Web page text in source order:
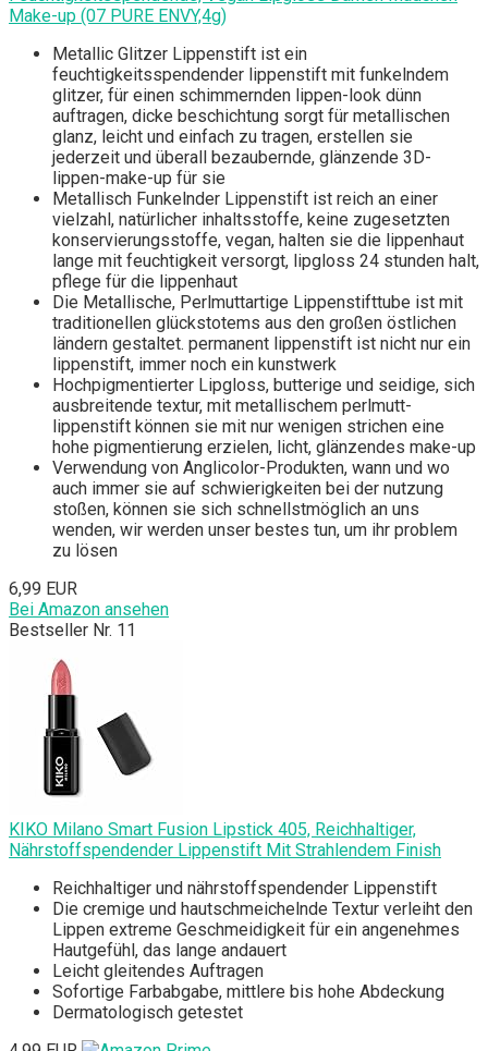
Make-up (07 PURE ENVY,4g)
Metallic Glitzer Lippenstift ist ein
feuchtigkeitsspendender lippenstift mit funkelndem
glitzer, für einen schimmernden lippen-look dünn
auftragen, dicke beschichtung sorgt für metallischen
glanz, leicht und einfach zu tragen, erstellen sie
jederzeit und überall bezaubernde, glänzende 3D-
lippen-make-up für sie
Metallisch Funkelnder Lippenstift ist reich an einer
vielzahl, natürlicher inhaltsstoffe, keine zugesetzten
konservierungsstoffe, vegan, halten sie die lippenhaut
lange mit feuchtigkeit versorgt, lipgloss 24 stunden halt,
pflege für die lippenhaut
Die Metallische, Perlmuttartige Lippenstifttube ist mit
traditionellen glückstotems aus den großen östlichen
ländern gestaltet. permanent lippenstift ist nicht nur ein
lippenstift, immer noch ein kunstwerk
Hochpigmentierter Lipgloss, butterige und seidige, sich
ausbreitende textur, mit metallischem perlmutt-
lippenstift können sie mit nur wenigen strichen eine
hohe pigmentierung erzielen, licht, glänzendes make-up
Verwendung von Anglicolor-Produkten, wann und wo
auch immer sie auf schwierigkeiten bei der nutzung
stoßen, können sie sich schnellstmöglich an uns
wenden, wir werden unser bestes tun, um ihr problem
zu lösen
6,99 EUR
Bei Amazon ansehen
Bestseller Nr. 11
KIKO Milano Smart Fusion Lipstick 405, Reichhaltiger,
Nährstoffspendender Lippenstift Mit Strahlendem Finish
Reichhaltiger und nährstoffspendender Lippenstift
Die cremige und hautschmeichelnde Textur verleiht den
Lippen extreme Geschmeidigkeit für ein angenehmes
Hautgefühl, das lange andauert
Leicht gleitendes Auftragen
Sofortige Farbabgabe, mittlere bis hohe Abdeckung
Dermatologisch getestet